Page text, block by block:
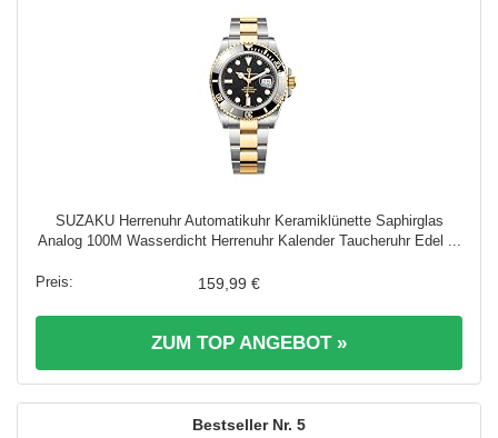
SUZAKU Herrenuhr Automatikuhr Keramiklünette Saphirglas
Analog 100M Wasserdicht Herrenuhr Kalender Taucheruhr Edel ...
159,99 €
ZUM TOP ANGEBOT »
5